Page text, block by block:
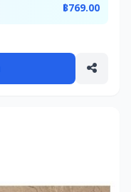
฿769.00